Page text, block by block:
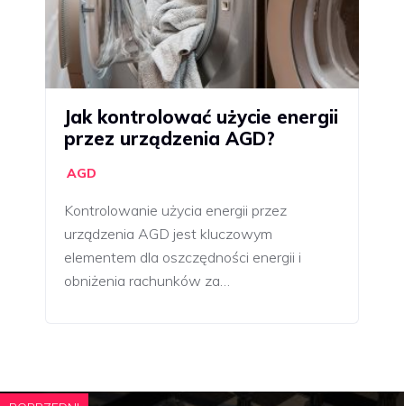
Jak kontrolować użycie energii
przez urządzenia AGD?
AGD
Kontrolowanie użycia energii przez
urządzenia AGD jest kluczowym
elementem dla oszczędności energii i
obniżenia rachunków za…